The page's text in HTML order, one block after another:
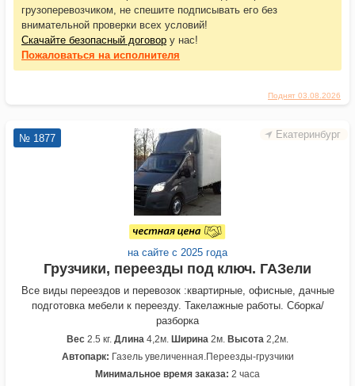
Поднят 03.08.2026
грузоперевозчиком, не спешите подписывать его без
внимательной проверки всех условий!
Скачайте безопасный договор у нас!
Пожаловаться на исполнителя
Екатеринбург
№ 1877
на сайте с 2025 года
Грузчики, переезды под ключ. ГАЗели
Все виды переездов и перевозок :квартирные, офисные, дачные
подготовка мебели к переезду. Такелажные работы. Сборка/
разборка
Вес 2.5 кг. Длина 4,2м. Ширина 2м. Высота 2,2м.
Автопарк: Газель увеличенная.Переезды-грузчики
Минимальное время заказа: 2 часа